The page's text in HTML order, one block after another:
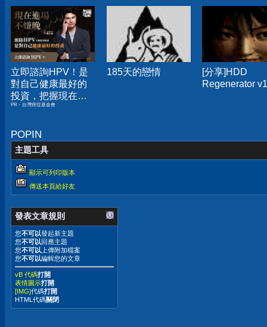
立即諮詢HPV！是
對自己健康最好的
投資，把握現在不
嫌晚！
PR・台灣癌症基金會
185天的戀情
[分享]HDD
Regenerator
POPIN
主題工具
顯示可列印版本
傳送本頁給好友
發表文章規則
您不可以發起新主題
您不可以回應主題
您不可以 上傳附加檔案
您不可以編輯您的文章
vB 代碼打開
表情圖示打開
[IMG]代碼打開
HTML代碼關閉